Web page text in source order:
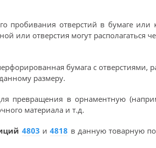
пробивания отверстий в бумаге или
или отверстия могут располагаться
бумага с отверстиями,
размеру.
превращения в орнаментную
материала и т.д.
4803 и4818 в данную товарную